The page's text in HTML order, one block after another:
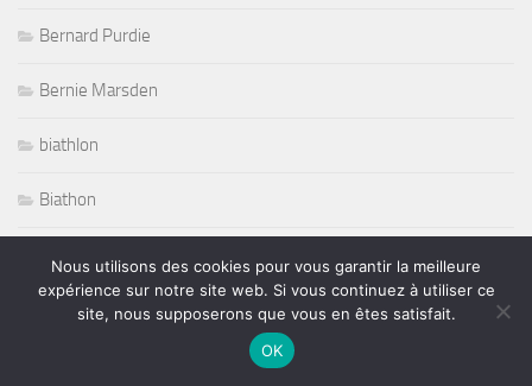
Bernard Purdie
Bernie Marsden
biathlon
Biathon
Bitches Brew Beyond
Nous utilisons des cookies pour vous garantir la meilleure
expérience sur notre site web. Si vous continuez à utiliser ce
site, nous supposerons que vous en êtes satisfait.
OK